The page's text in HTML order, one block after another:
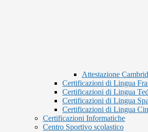
Attestazione
Certificazioni di Lingua
Certificazioni di Lingua
Certificazioni di Lingua
Certificazioni di Lingua
Certificazioni Informatiche
Centro Sportivo scolastico